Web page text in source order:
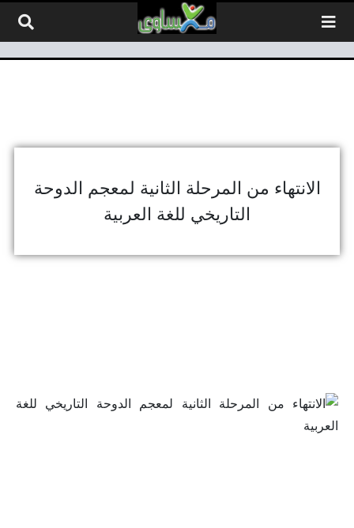
الانتهاء من المرحلة الثانية لمعجم الدوحة
التاريخي للغة العربية